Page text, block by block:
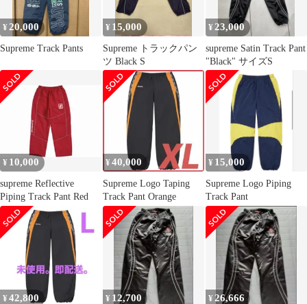
¥20,000
Supreme Track Pants
¥ 15,000
Supreme トラックパン
ツ Black S
¥23,000
supreme Satin Track Pant
"Black" サイズS
¥ 10,000
supreme Reflective
Piping Track Pant Red
¥40,000
Supreme Logo Taping
Track Pant Orange
¥ 15,000
Supreme Logo Piping
Track Pant
¥ 42,800 ¥ 12,700 ¥ 26,666